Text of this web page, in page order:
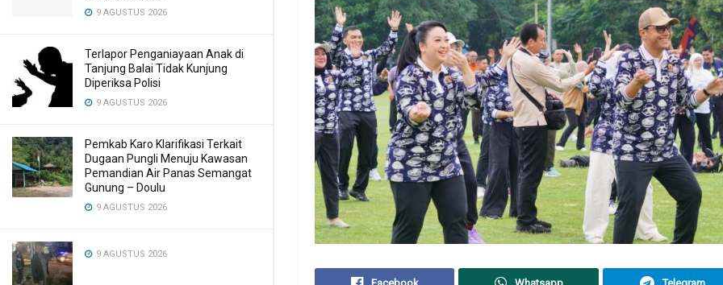
9 AGUSTUS 2026
Terlapor Penganiayaan Anak di
Tanjung Balai Tidak Kunjung
Diperiksa Polisi
9 AGUSTUS 2026
Pemkab Karo Klarifikasi Terkait
Dugaan Pungli Menuju Kawasan
Pemandian Air Panas Semangat
Gunung – Doulu ‎
9 AGUSTUS 2026
9 AGUSTUS 2026